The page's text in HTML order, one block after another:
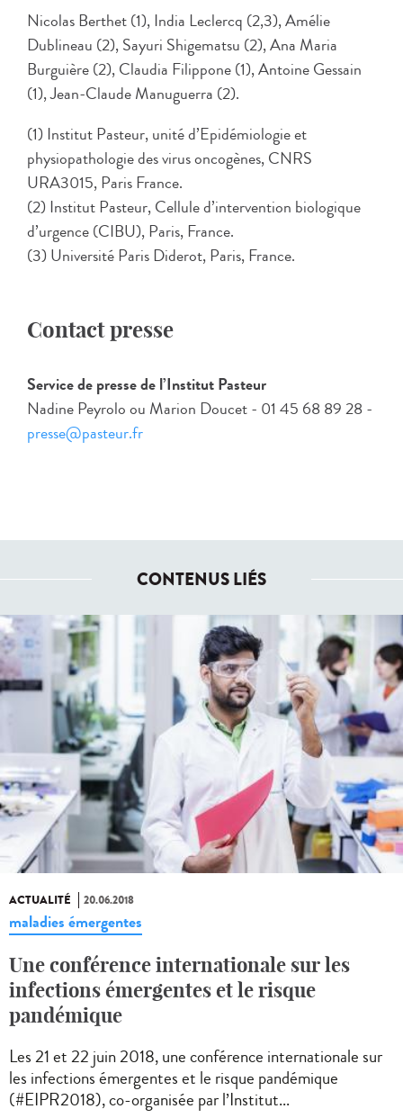
Nicolas Berthet (1), India Leclercq (2,3), Amélie
Dublineau (2), Sayuri Shigematsu (2), Ana Maria
Burguière (2), Claudia Filippone (1), Antoine Gessain
(1), Jean-Claude Manuguerra (2).
(1) Institut Pasteur, unité d’Epidémiologie et
physiopathologie des virus oncogènes, CNRS
URA3015, Paris France.
(2) Institut Pasteur, Cellule d’intervention biologique
d’urgence (CIBU), Paris, France.
(3) Université Paris Diderot, Paris, France.
Contact presse
Service de presse de l’Institut Pasteur
Nadine Peyrolo ou Marion Doucet - 01 45 68 89 28 -
presse@pasteur.fr
CONTENUS LIÉS
ACTUALITÉ 20.06.2018
maladies émergentes
Une conférence internationale sur les
infections émergentes et le risque
pandémique
Les 21 et 22 juin 2018, une conférence internationale sur
les infections émergentes et le risque pandémique
(#EIPR2018), co-organisée par l’Institut...